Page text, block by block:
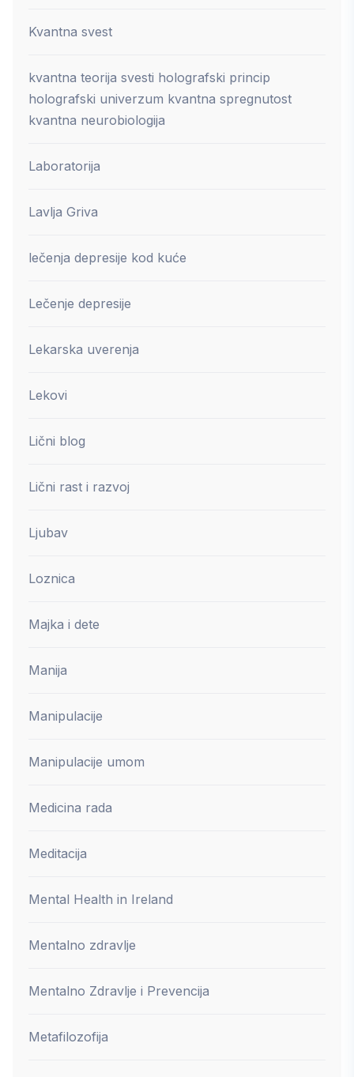
Kvantna svest
kvantna teorija svesti holografski princip
holografski univerzum kvantna spregnutost
kvantna neurobiologija
Laboratorija
Lavlja Griva
lečenja depresije kod kuće
Lečenje depresije
Lekarska uverenja
Lekovi
Lični blog
Lični rast i razvoj
Ljubav
Loznica
Majka i dete
Manija
Manipulacije
Manipulacije umom
Medicina rada
Meditacija
Mental Health in Ireland
Mentalno zdravlje
Mentalno Zdravlje i Prevencija
Metafilozofija